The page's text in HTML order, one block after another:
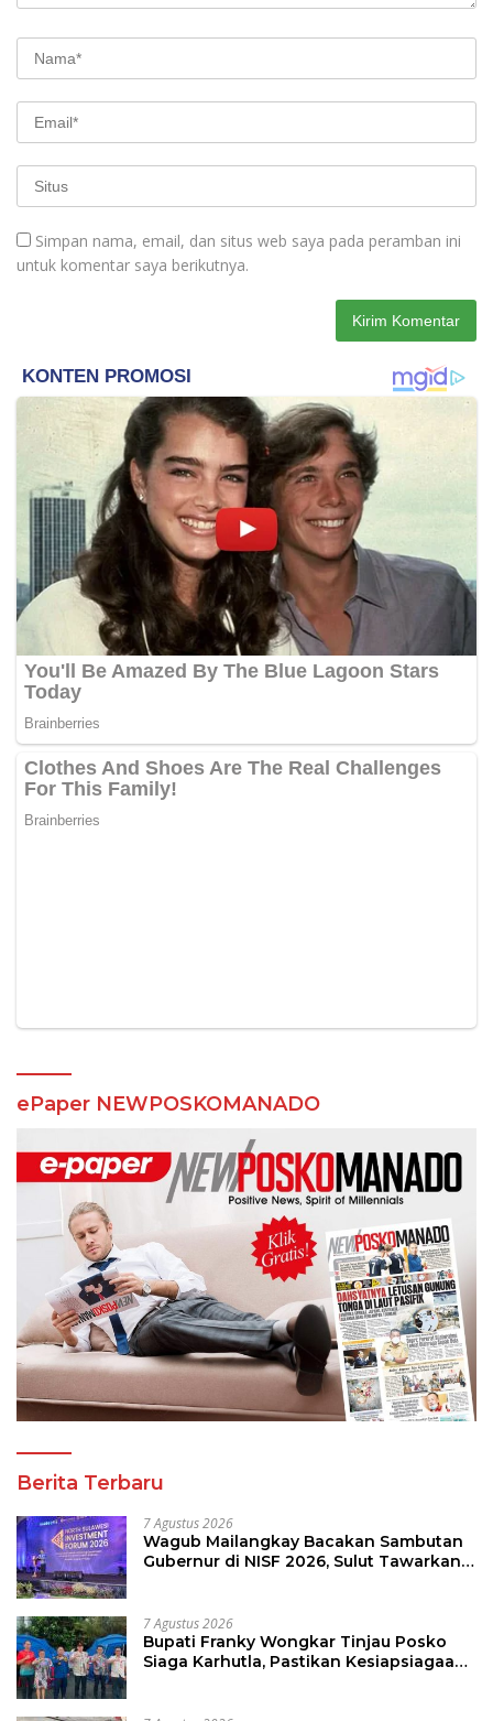
Simpan nama, email, dan situs web saya pada peramban ini
untuk komentar saya berikutnya.
ePaper NEWPOSKOMANADO
Berita Terbaru
7 Agustus 2026
Wagub Mailangkay Bacakan Sambutan
Gubernur di NISF 2026, Sulut Tawarkan
7 Agustus 2026
Bupati Franky Wongkar Tinjau Posko
Siaga Karhutla, Pastikan Kesiapsiagaan